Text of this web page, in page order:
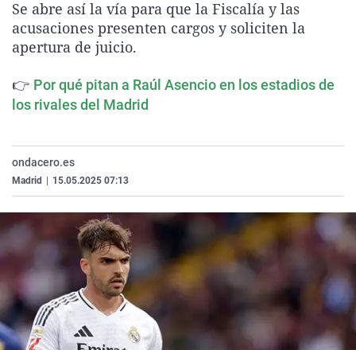
La rosa de los vientos
Caso
Extremadura
Virales
Se abre así la vía para que la Fiscalía y las
acusaciones presenten cargos y soliciten la
apertura de juicio.
👉 Por qué pitan a Raúl Asencio en los estadios de
los rivales del Madrid
ondacero.es
Madrid 15.05.2025 07:13